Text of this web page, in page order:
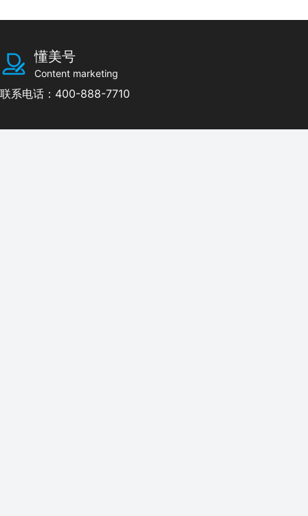
懂美号
Content marketing
联系电话：400-888-7710